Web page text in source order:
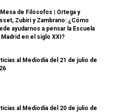
Mesa de Filósofos | Ortega y
Zubiri y Zambrano: ¿Cómo
ayudarnos a pensar la Escuela
Madrid en el siglo XXI?
al Mediodía del 21 de julio de
al Mediodía del 20 de julio de